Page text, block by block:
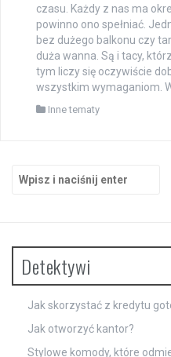
czasu. Każdy z nas ma
powinno ono spełniać.
bez dużego balkonu czy
duża wanna. Są i tacy,
tym liczy się oczywiście
wszystkim wymaganiom.
Inne tematy
Detektywi
Jak skorzystać z kredytu
Jak otworzyć kantor?
Stylowe komody, które